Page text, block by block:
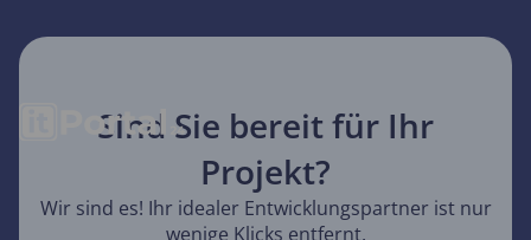
Sind Sie bereit für Ihr
Projekt?
Wir sind es! Ihr idealer Entwicklungspartner ist nur
wenige Klicks entfernt.
Digitalisierung. Wir vermitteln Ihnen die Top 10 % der IT-
Dienstleister in DACH, geprüft, kuratiert und im Vergleich.
Profitieren Sie von kompetenter Beratung, exklusiven